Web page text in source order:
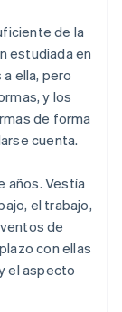
de la
estudiada en
ella, pero
y los
de forma
cuenta.
años. Vestía
el trabajo,
de
con ellas
el aspecto